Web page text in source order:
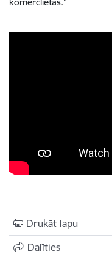
Drukāt lapu
Dalīties